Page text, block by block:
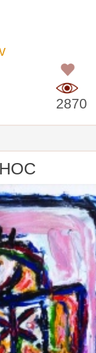
2870